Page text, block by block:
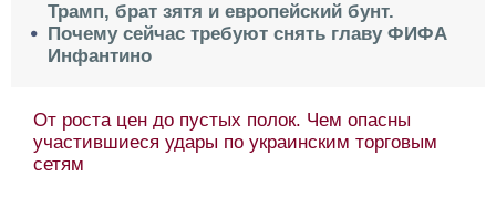
Трамп, брат зятя и европейский бунт.
Почему сейчас требуют снять главу ФИФА
Инфантино
От роста цен до пустых полок. Чем опасны
участившиеся удары по украинским торговым
сетям